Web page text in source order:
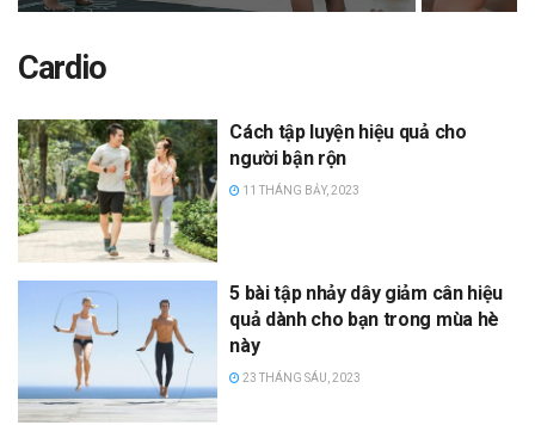
Cardio
Cách tập luyện hiệu quả cho
người bận rộn
11 THÁNG BẢY, 2023
5 bài tập nhảy dây giảm cân hiệu
quả dành cho bạn trong mùa hè
này
23 THÁNG SÁU, 2023